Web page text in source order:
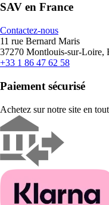
SAV en France
Contactez-nous
11 rue Bernard Maris
37270 Montlouis-sur-Loire,
+33 1 86 47 62 58
Paiement sécurisé
Achetez sur notre site en